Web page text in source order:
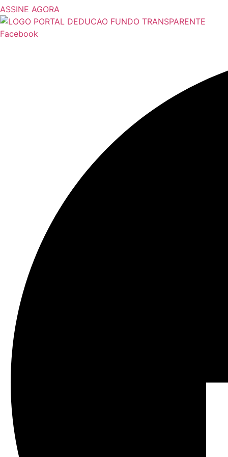
ASSINE AGORA
Facebook